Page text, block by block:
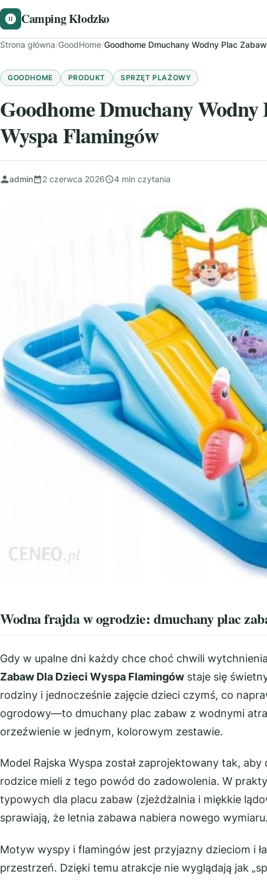
Camping Kłodzko
Strona główna/GoodHome/Goodhome Dmuchany Wodny Plac
GOODHOME PRODUKT SPRZĘT PLAŻOWY
Goodhome Dmuchany
Wyspa Flamingów
admin 2 czerwca 2026 4 min czytania
Wodna frajda w ogrodzie: dmuchany plac
Gdy w upalne dni każdy chce choć chwili
Zabaw Dla Dzieci Wyspa Flamingów staje się
rodziny i jednocześnie zajęcie dzieci czymś, co
ogrodowy—to dmuchany plac zabaw z wodnymi
orzeźwienie w jednym, kolorowym zestawie.
Model Rajska Wyspa został zaprojektowany tak,
rodzice mieli z tego powód do zadowolenia. W
typowych dla placu zabaw (zjeżdżalnia i miękkie
sprawiają, że letnia zabawa nabiera nowego wymiaru.
Motyw wyspy i flamingów jest przyjazny dzieciom i
przestrzeń. Dzięki temu atrakcje nie wyglądają jak